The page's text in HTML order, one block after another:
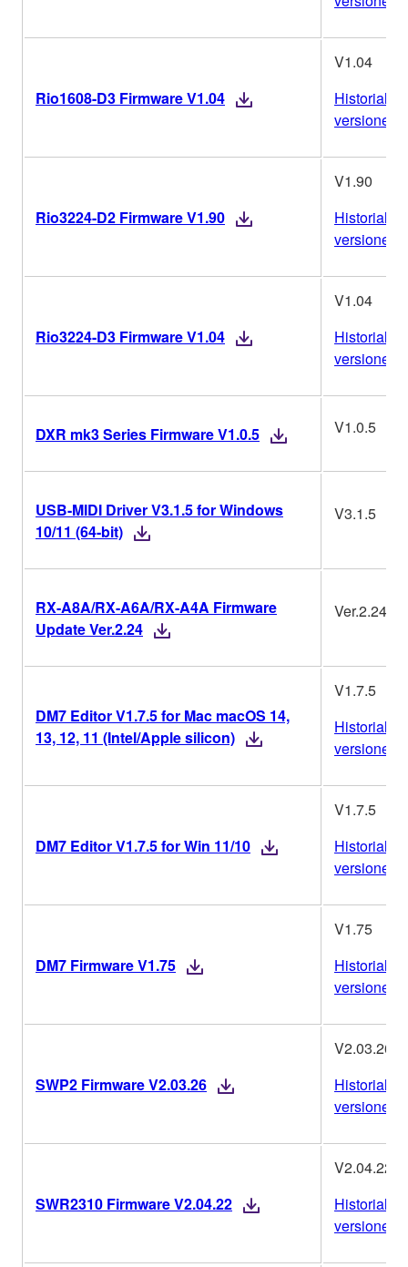
Rio1608-D3 Firmware V1.04
V1.04
Historial de
versiones
Rio3224-D2 Firmware V1.90
V1.90
Historial de
versiones
Rio3224-D3 Firmware V1.04
V1.04
Historial de
versiones
DXR mk3 Series Firmware V1.0.5 V1.0.5
USB-MIDI Driver V3.1.5 for Windows
10/11 (64-bit)
V3.1.5
RX-A8A/RX-A6A/RX-A4A Firmware
Update Ver.2.24
Ver.2.24
DM7 Editor V1.7.5 for Mac macOS 14,
13, 12, 11 (Intel/Apple silicon)
V1.7.5
Historial de
versiones
DM7 Editor V1.7.5 for Win 11/10
V1.7.5
Historial de
versiones
DM7 Firmware V1.75
V1.75
Historial de
versiones
SWP2 Firmware V2.03.26
V2.03.26
Historial de
versiones
SWR2310 Firmware V2.04.22
V2.04.22
Historial de
versiones